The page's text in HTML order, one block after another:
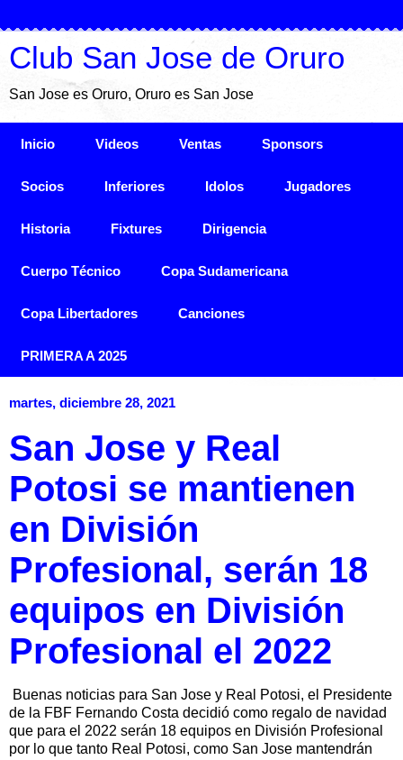
Club San Jose de Oruro
San Jose es Oruro, Oruro es San Jose
Inicio Videos Ventas Sponsors
Socios Inferiores Idolos Jugadores
Historia Fixtures Dirigencia
Cuerpo Técnico Copa Sudamericana
Copa Libertadores Canciones
PRIMERA A 2025
martes, diciembre 28, 2021
San Jose y Real
Potosi se mantienen
en División
Profesional, serán 18
equipos en División
Profesional el 2022
Buenas noticias para San Jose y Real Potosi, el Presidente
de la FBF Fernando Costa decidió como regalo de navidad
que para el 2022 serán 18 equipos en División Profesional
por lo que tanto Real Potosi, como San Jose mantendrán